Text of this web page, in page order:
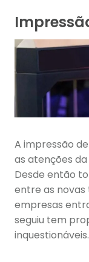
A impressão
as atenções
Desde então
entre as novas
empresas
seguiu tem
inquestionáveis.